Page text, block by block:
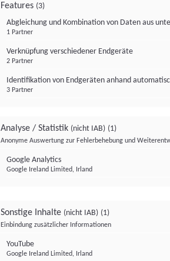
Features (3)
Abgleichung und Kombination von Daten aus
1 Partner
Verknüpfung verschiedener Endgeräte
2 Partner
Identifikation von Endgeräten anhand
3 Partner
Analyse / Statistik (nicht IAB) (1)
Anonyme Auswertung zur Fehlerbehebung und
Google Analytics
Google Ireland Limited, Irland
Sonstige Inhalte (nicht IAB) (1)
Einbindung zusätzlicher Informationen
YouTube
Google Ireland Limited, Irland